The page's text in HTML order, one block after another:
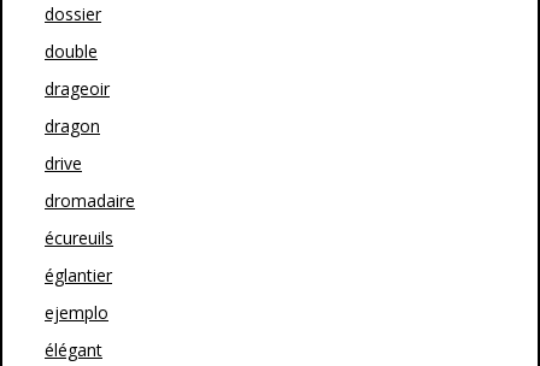
dossier
double
drageoir
dragon
drive
dromadaire
écureuils
églantier
ejemplo
élégant